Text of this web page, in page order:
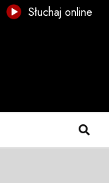
Słuchaj online